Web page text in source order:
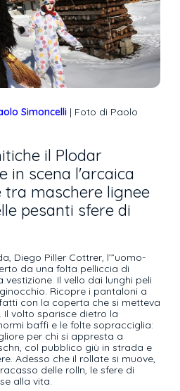
Simoncelli | Foto di Paolo
il Plodar
in scena l'arcaica
tra maschere lignee
pesanti sfere di
Diego Piller Cottrer, l’”uomo-
da una folta pelliccia di
Il vello dai lunghi peli
Ricopre i pantaloni a
con la coperta che si metteva
volto sparisce dietro la
baffi e le folte sopracciglia:
per chi si appresta a
col pubblico giù in strada e
Adesso che il rollate si muove,
delle rolln, le sfere di
alla vita.